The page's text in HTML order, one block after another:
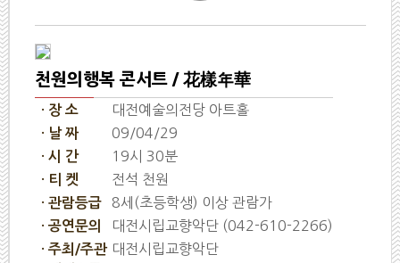
천원의행복 콘서트 / 花樣年華
· 장 소 대전예술의전당 아트홀
· 날 짜 09/04/29
· 시 간 19시 30분
· 티 켓 전석 천원
· 관람등급 8세(초등학생) 이상 관람가
· 공연문의 대전시립교향악단 (042-610-2266)
· 주최/주관 대전시립교향악단